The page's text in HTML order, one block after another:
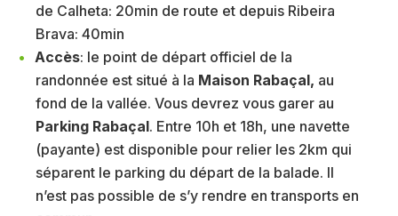
de Calheta: 20min de route et depuis Ribeira
Brava: 40min
Accès: le point de départ officiel de la
randonnée est situé à la Maison Rabaçal, au
fond de la vallée. Vous devrez vous garer au
Parking Rabaçal. Entre 10h et 18h, une navette
(payante) est disponible pour relier les 2km qui
séparent le parking du départ de la balade. Il
n’est pas possible de s’y rendre en transports en